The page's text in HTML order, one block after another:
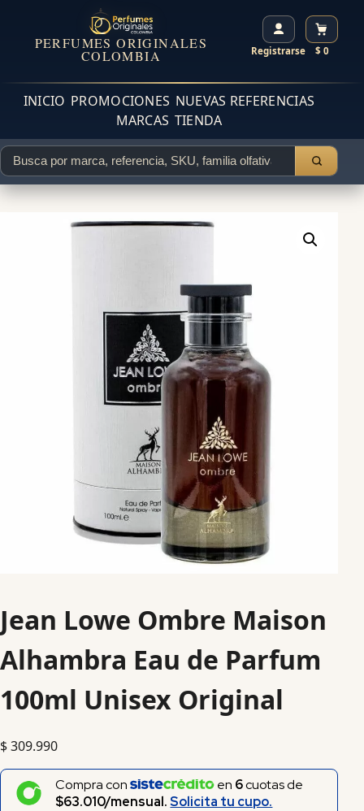
PERFUMES ORIGINALES
COLOMBIA Registrarse $ 0
INICIO PROMOCIONES NUEVAS REFERENCIAS
MARCAS TIENDA
Jean Lowe Ombre Maison
Alhambra Eau de Parfum
100ml Unisex Original
$309.990
Compra con en 6cuotas de
$63.010/mensual.Solicita tu cupo.